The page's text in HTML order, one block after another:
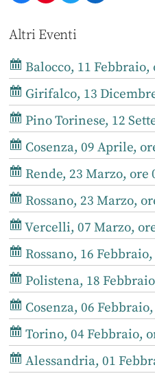
Altri Eventi
Balocco, 11 Febbraio,
Girifalco, 13
Pino Torinese, 12
Cosenza, 09 Aprile,
Rende, 23 Marzo, ore
Rossano, 23 Marzo,
Vercelli, 07 Marzo,
Rossano, 16
Polistena, 18
Cosenza, 06
Torino, 04 Febbraio,
Alessandria, 01